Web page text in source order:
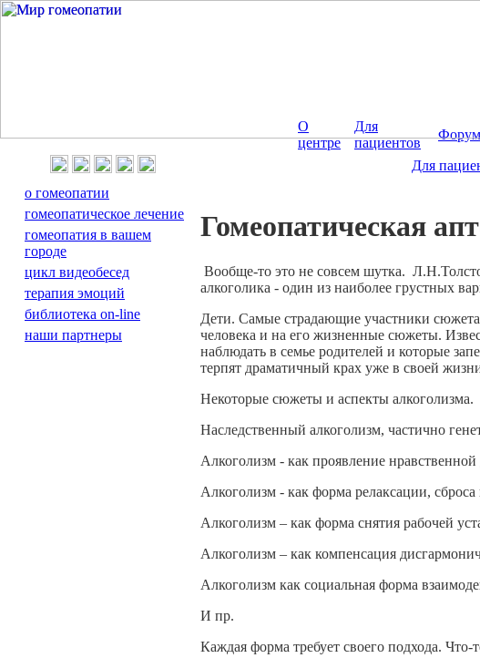
О
центре
Для
пациентов
Форум
Для
Гомеопатическая
Вообще-то это не совсем шутка.
алкоголика - один из наиболее грустных
Дети. Самые страдающие участники
человека и на его жизненные сюжеты.
наблюдать в семье родителей и которые
терпят драматичный крах уже в своей
Некоторые сюжеты и аспекты алкоголизма.
Наследственный алкоголизм, частично
Алкоголизм - как проявление нравственной
Алкоголизм - как форма релаксации,
Алкоголизм – как форма снятия рабочей
Алкоголизм – как компенсация
Алкоголизм как социальная форма
И пр.
Каждая форма требует своего подхода.
о гомеопатии
гомеопатическое лечение
гомеопатия в вашем
городе
цикл видеобесед
терапия эмоций
библиотека on-line
наши партнеры